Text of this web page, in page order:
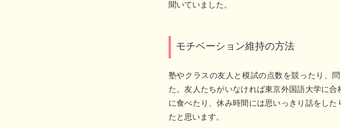
聞いていました。
モチベーション維持の方法
塾やクラスの友人と模試の点数を競ったり、
た。友人たちがいなければ東京外国語大学に
に食べたり、休み時間には思いっきり話をし
たと思います。